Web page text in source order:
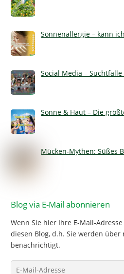
Sonnenallergie – kann
Social Media –
Sonne & Haut – Die
Mücken-Mythen: Süßes
Blog via E-Mail abonnieren
Wenn Sie hier Ihre E-Mail-
diesen Blog, d.h. Sie werden über
benachrichtigt.
E-